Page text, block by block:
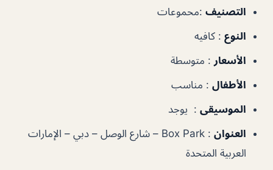
التصنيف :محموعات
النوع : كافيه
الأسعار : متوسطة
الأطفال : مناسب
الموسيقى : يوجد
العنوان :
Box Park – شارع الوصل – دبي – الإمارات
العربية المتحدة